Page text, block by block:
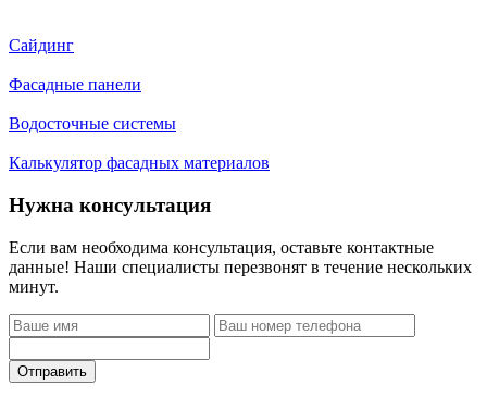
Сайдинг
Фасадные панели
Водосточные системы
Калькулятор фасадных материалов
Нужна консультация
Если вам необходима консультация, оставьте контактные
данные! Наши специалисты перезвонят в течение нескольких
минут.
Отправить